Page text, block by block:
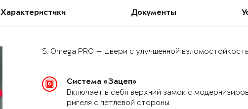
Характеристики Документы
S. Omega PRO — двери с улучшенной
Система «Зацеп»
Включает в себя верхний замок с
ригеля с петлевой стороны.